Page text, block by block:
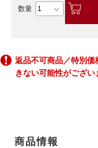
返品不可商品／特別
きない可能性がござい
商品情報